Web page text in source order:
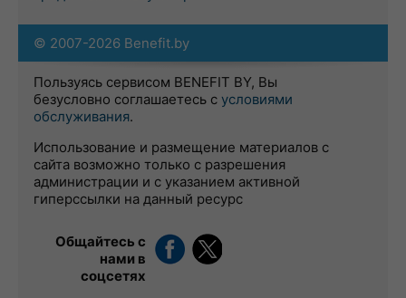
© 2007-2026 Benefit.by
Пользуясь сервисом BENEFIT BY, Вы
безусловно соглашаетесь с условиями
обслуживания.
Использование и размещение материалов с
сайта возможно только с разрешения
администрации и с указанием активной
гиперссылки на данный ресурс
Общайтесь с
нами в
соцсетях